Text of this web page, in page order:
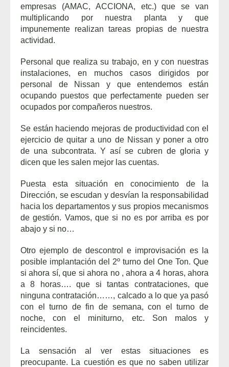
empresas (AMAC, ACCIONA, etc.) que se van
multiplicando por nuestra planta y que
impunemente realizan tareas propias de nuestra
actividad.
Personal que realiza su trabajo, en y con nuestras
instalaciones, en muchos casos dirigidos por
personal de Nissan y que entendemos están
ocupando puestos que perfectamente pueden ser
ocupados por compañeros nuestros.
Se están haciendo mejoras de productividad con el
ejercicio de quitar a uno de Nissan y poner a otro
de una subcontrata. Y así se cubren de gloria y
dicen que les salen mejor las cuentas.
Puesta esta situación en conocimiento de la
Dirección, se escudan y desvían la responsabilidad
hacia los departamentos y sus propios mecanismos
de gestión. Vamos, que si no es por arriba es por
abajo y si no…
Otro ejemplo de descontrol e improvisación es la
posible implantación del 2º turno del One Ton. Que
si ahora sí, que si ahora no , ahora a 4 horas, ahora
a 8 horas…. que si tantas contrataciones, que
ninguna contratación……, calcado a lo que ya pasó
con el turno de fin de semana, con el turno de
noche, con el miniturno, etc. Son malos y
reincidentes.
La sensación al ver estas situaciones es
preocupante. La cuestión es que no saben utilizar